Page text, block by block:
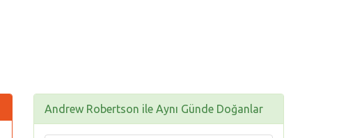
Andrew Robertson ile Aynı Günde Doğanlar